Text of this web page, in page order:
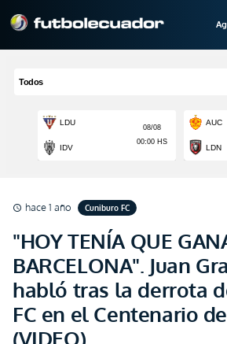
schedule hace 1 año Cuniburo FC
"HOY TENÍA QUE
BARCELONA". Juan
habló tras la derrota
FC en el Centenario
(VIDEO)